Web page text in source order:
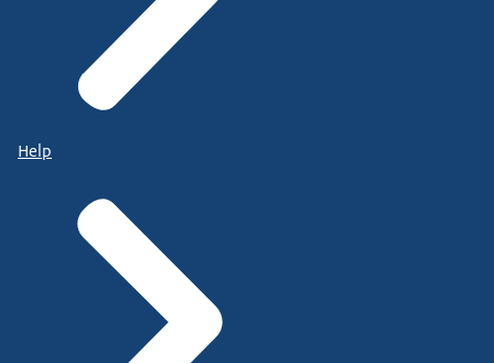
Help